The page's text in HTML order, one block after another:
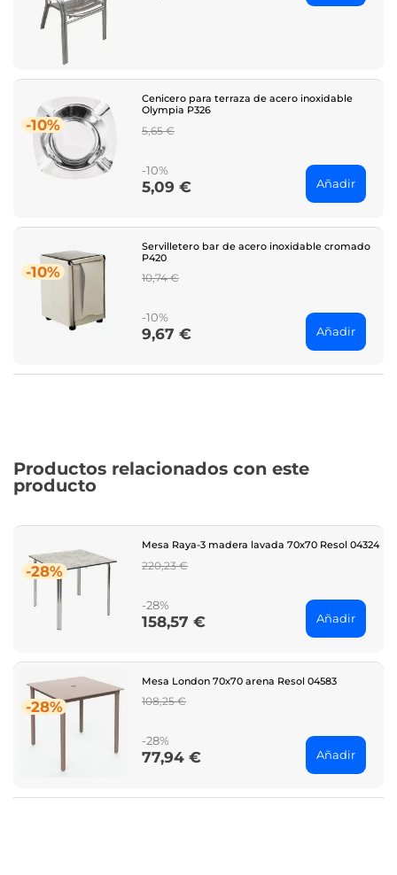
-10%
Cenicero para terraza de acero inoxidable
Olympia P326
Regular
5,65 €
-10%
Price
5,09 € Añadir
-10%
Servilletero bar de acero inoxidable cromado
P420
Regular
10,74 €
-10%
Price
9,67 € Añadir
Productos relacionados con este
producto
-28%
Mesa Raya-3 madera lavada 70x70 Resol 04324
Regular
220,23 €
-28%
Price
158,57 € Añadir
-28%
Mesa London 70x70 arena Resol 04583
Regular
108,25 €
-28%
Price
77,94 € Añadir